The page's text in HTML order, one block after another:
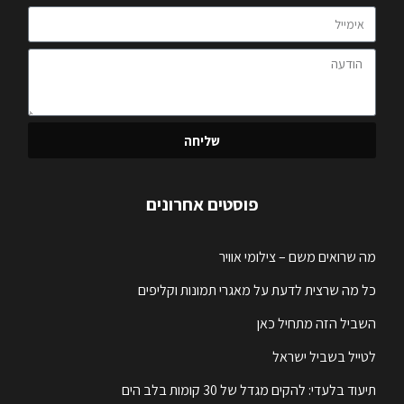
שליחה
פוסטים אחרונים
מה שרואים משם – צילומי אוויר
כל מה שרצית לדעת על מאגרי תמונות וקליפים
השביל הזה מתחיל כאן
לטייל בשביל ישראל
תיעוד בלעדי: להקים מגדל של 30 קומות בלב הים